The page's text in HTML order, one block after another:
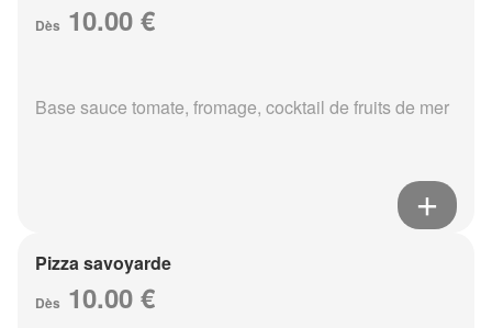
Dès 10.00 €
Base sauce tomate, fromage, cocktail de fruits de mer
Pizza savoyarde
Dès 10.00 €